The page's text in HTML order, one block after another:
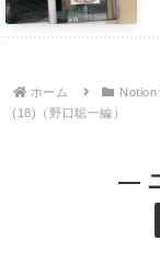
ホーム Notion
(18)（野口聡一編）
—